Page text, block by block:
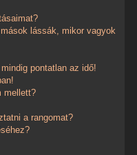
lássák, mikor vagyok
pontatlan az idő!
mellett?
a rangomat?